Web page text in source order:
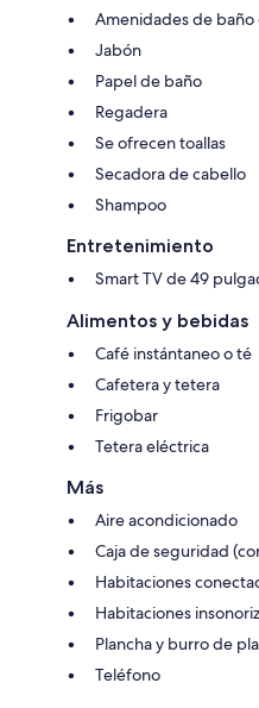
Amenidades de baño
Jabón
Papel de baño
Regadera
Se ofrecen toallas
Secadora de cabello
Shampoo
Entretenimiento
Smart TV de 49
Alimentos y bebidas
Café instántaneo o té
Cafetera y tetera
Frigobar
Tetera eléctrica
Más
Aire acondicionado
Caja de seguridad
Habitaciones
Habitaciones
Plancha y burro de
Teléfono